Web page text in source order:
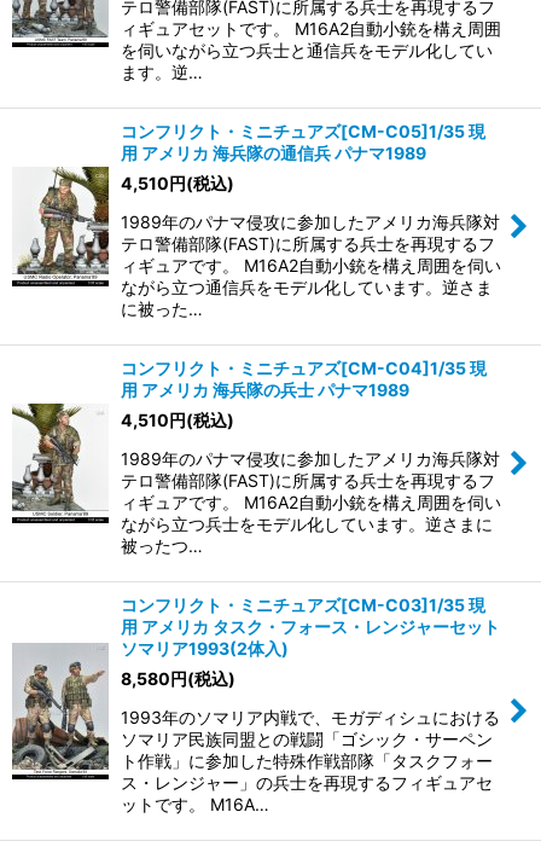
テロ警備部隊(FAST)に所属する兵士を再現するフ
ィギュアセットです。 M16A2自動小銃を構え周囲
を伺いながら立つ兵士と通信兵をモデル化してい
ます。逆…
コンフリクト・ミニチュアズ[CM-C05]1/35 現
用 アメリカ 海兵隊の通信兵 パナマ1989
4,510円(税込)
1989年のパナマ侵攻に参加したアメリカ海兵隊対
テロ警備部隊(FAST)に所属する兵士を再現するフ
ィギュアです。 M16A2自動小銃を構え周囲を伺い
ながら立つ通信兵をモデル化しています。逆さま
に被った…
コンフリクト・ミニチュアズ[CM-C04]1/35 現
用 アメリカ 海兵隊の兵士 パナマ1989
4,510円(税込)
1989年のパナマ侵攻に参加したアメリカ海兵隊対
テロ警備部隊(FAST)に所属する兵士を再現するフ
ィギュアです。 M16A2自動小銃を構え周囲を伺い
ながら立つ兵士をモデル化しています。逆さまに
被ったつ…
コンフリクト・ミニチュアズ[CM-C03]1/35 現
用 アメリカ タスク・フォース・レンジャーセット
ソマリア1993(2体入)
8,580円(税込)
1993年のソマリア内戦で、モガディシュにおける
ソマリア民族同盟との戦闘「ゴシック・サーペン
ト作戦」に参加した特殊作戦部隊「タスクフォー
ス・レンジャー」の兵士を再現するフィギュアセ
ットです。 M16A…